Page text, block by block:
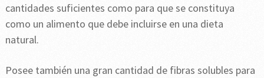
cantidades suficientes como para que se constituya
como un alimento que debe incluirse en una dieta
natural.
Posee también una gran cantidad de fibras solubles para